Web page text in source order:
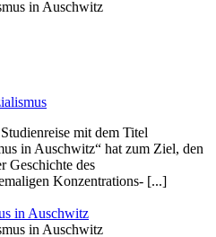
mit dem Titel
in Auschwitz“ hat zum Ziel, den
Geschichte des
Konzentrations- [...]
in Auschwitz